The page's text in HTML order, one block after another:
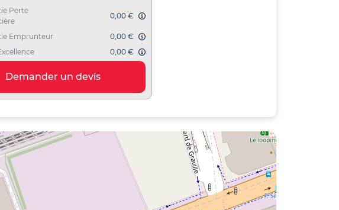
Perte
0,00 €
Emprunteur
0,00 €
0,00 €
Demander un devis